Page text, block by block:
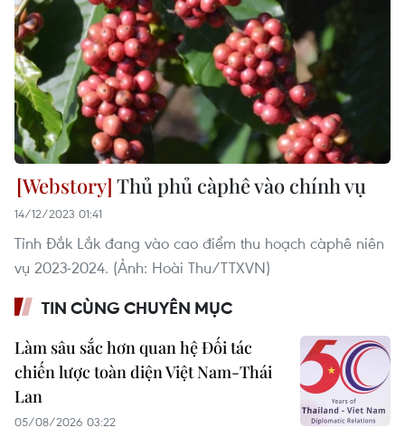
Thủ phủ càphê vào chính vụ
14/12/2023 01:41
Tỉnh Đắk Lắk đang vào cao điểm thu hoạch càphê niên
vụ 2023-2024. (Ảnh: Hoài Thu/TTXVN)
TIN CÙNG CHUYÊN MỤC
Làm sâu sắc hơn quan hệ Đối tác
chiến lược toàn diện Việt Nam-Thái
Lan
05/08/2026 03:22